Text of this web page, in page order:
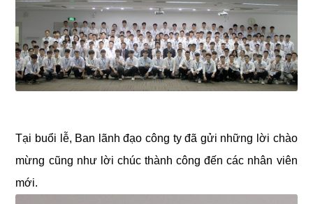
Tại buổi lễ, Ban lãnh đạo công ty đã gửi những lời chào
mừng cũng như lời chúc thành công đến các nhân viên
mới.